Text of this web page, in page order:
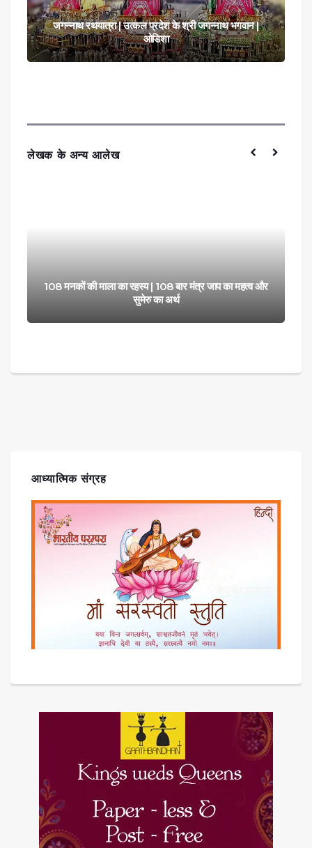
जगन्नाथ रथयात्रा | उत्कल प्रदेश के श्री जगन्नाथ भगवान |
ओडिशा
लेखक के अन्य आलेख
रुक्मिणी मंदिर द्वारका गुजरात – इतिहास, वास्तुकला और पौराणिक
कथा
आध्यात्मिक संग्रह